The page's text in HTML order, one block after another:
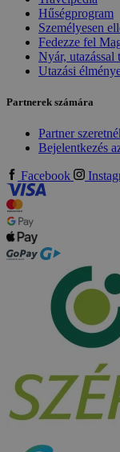
Hűségprogram
Személyesen
Fedezze fel
Nyár, utazással
Utazási
Partnerek számára
Partner
Bejelentkezés
Facebook